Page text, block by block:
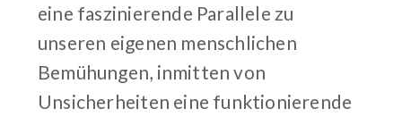
eine faszinierende Parallele zu
unseren eigenen menschlichen
Bemühungen, inmitten von
Unsicherheiten eine funktionierende